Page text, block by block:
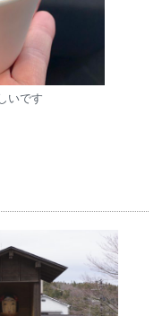
いです